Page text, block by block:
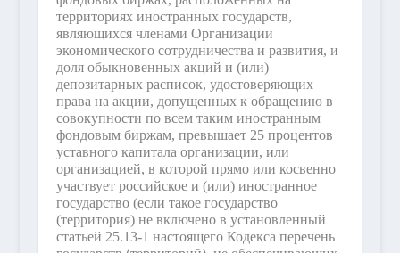
территориях иностранных государств,
являющихся членами Организации
экономического сотрудничества и развития, и
доля обыкновенных акций и (или)
депозитарных расписок, удостоверяющих
права на акции, допущенных к обращению в
совокупности по всем таким иностранным
фондовым биржам, превышает 25 процентов
уставного капитала организации, или
организацией, в которой прямо или косвенно
участвует российское и (или) иностранное
государство (если такое государство
(территория) не включено в установленный
статьей 25.13-1 настоящего Кодекса перечень